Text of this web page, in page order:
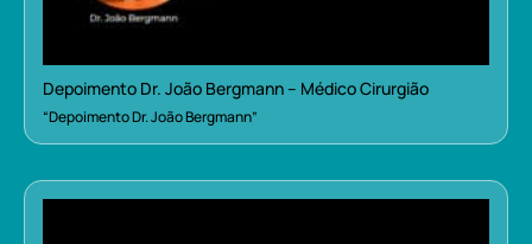
Depoimento Dr. João Bergmann – Médico Cirurgião
“Depoimento Dr. João Bergmann”